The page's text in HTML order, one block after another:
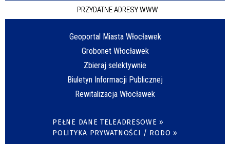
PRZYDATNE ADRESY WWW
Geoportal Miasta Włocławek
Grobonet Włocławek
Zbieraj selektywnie
Biuletyn Informacji Publicznej
Rewitalizacja Włocławek
PEŁNE DANE TELEADRESOWE »
POLITYKA PRYWATNOŚCI / RODO »